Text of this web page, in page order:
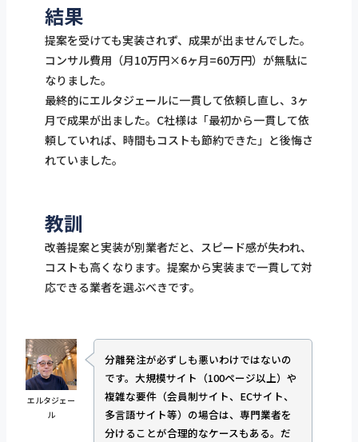
結果
提案を受けても実装されず、成果が出ませんでした。
コンサル費用（月10万円×6ヶ月=60万円）が無駄に
なりました。
最終的にエルタジェールに一貫して依頼し直し、3ヶ
月で成果が出ました。C社様は「最初から一貫して依
頼していれば、時間もコストも節約できた」と後悔さ
れていました。
教訓
改善提案と実装が別業者だと、スピード感が失われ、
コストも高くなります。提案から実装まで一貫して対
応できる業者を選ぶべきです。
エルタジェー
ル
分離発注が必ずしも悪いわけではないの
です。大規模サイト（100ページ以上）や
複雑な要件（会員制サイト、ECサイト、
多言語サイト等）の場合は、専門業者を
分けることが合理的なケースもある。だ